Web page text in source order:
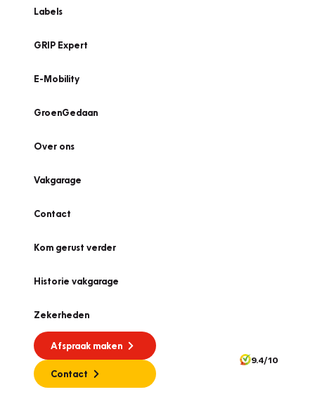
Labels
GRIP Expert
E-Mobility
GroenGedaan
Over ons
Vakgarage
Contact
Kom gerust verder
Historie vakgarage
Zekerheden
Afspraak maken
Contact
9.4/10